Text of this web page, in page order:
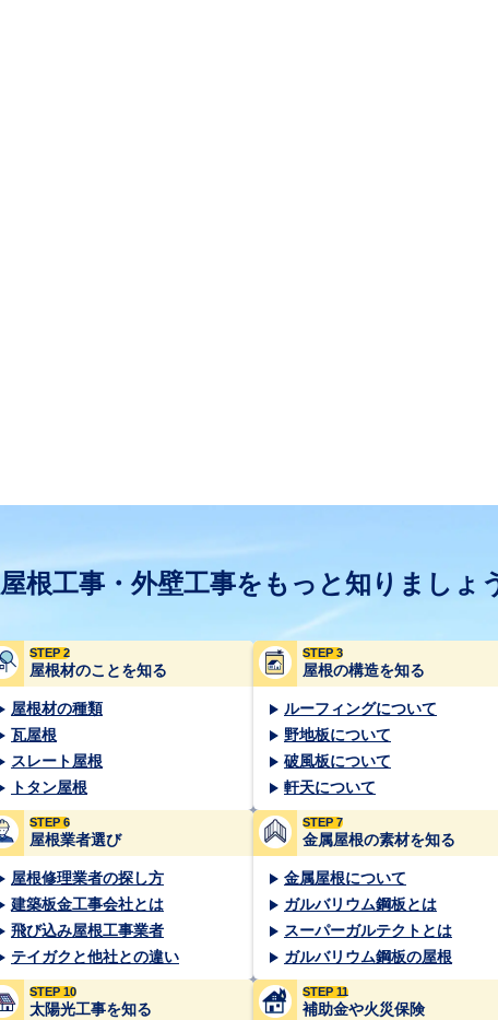
屋根工事・外壁工事をもっと知りましょ
STEP 2
屋根材のことを知る
屋根材の種類
瓦屋根
スレート屋根
トタン屋根
STEP 3
屋根の構造を知る
ルーフィングについて
野地板について
破風板について
軒天について
STEP 6
屋根業者選び
屋根修理業者の探し方
建築板金工事会社とは
飛び込み屋根工事業者
テイガクと他社との違い
STEP 7
金属屋根の素材を知る
金属屋根について
ガルバリウム鋼板とは
スーパーガルテクトとは
ガルバリウム鋼板の屋根
STEP 10
太陽光工事を知る
STEP 11
補助金や火災保険